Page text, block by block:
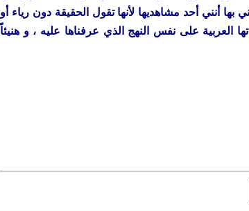
أنني أحد مشاهديها لأنها تقول الحقيقة دون رياء أو
العربية على نفس النهج الذي عرفناها عليه ، و هنيئاً